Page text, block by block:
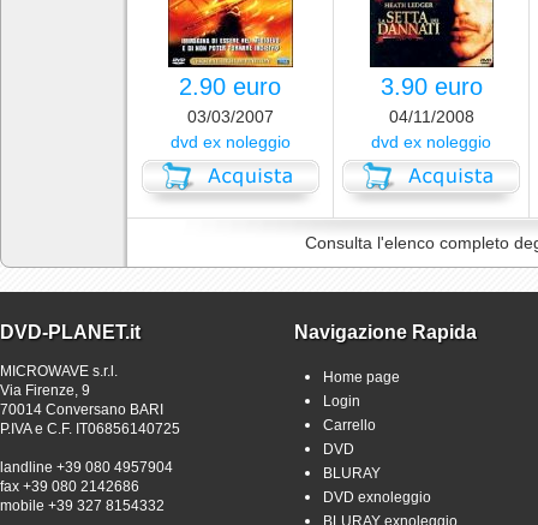
2.90 euro
03/03/2007
dvd ex noleggio
3.90 euro
04/11/2008
dvd ex noleggio
Consulta l'elenco completo
DVD-PLANET.it
MICROWAVE s.r.l.
Via Firenze, 9
70014 Conversano BARI
P.IVA e C.F. IT06856140725
landline +39 080 4957904
fax +39 080 2142686
mobile +39 327 8154332
Navigazione Rapida
Home page
Login
Carrello
DVD
BLURAY
DVD exnoleggio
BLURAY exnoleggio